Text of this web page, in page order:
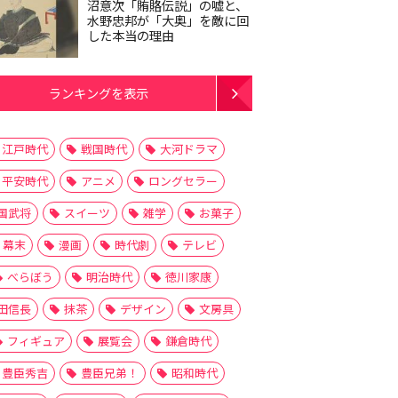
沼意次「賄賂伝説」の嘘と、
水野忠邦が「大奥」を敵に回
した本当の理由
ランキングを表示
江戸時代 戦国時代
大河ドラマ
平安時代
アニメ
ロングセラー
武将
スイーツ 雑学
お菓子
幕末
漫画 時代劇
テレビ
べらぼう
明治時代
徳川家康
信長
抹茶 デザイン
文房具
フィギュア
展覧会
鎌倉時代
豊臣秀吉
豊臣兄弟！
昭和時代